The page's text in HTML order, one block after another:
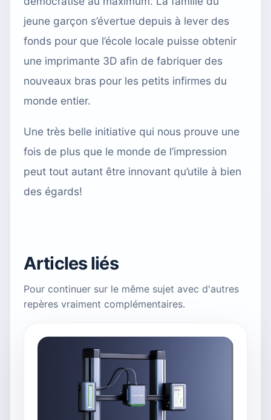
jeune garçon s’évertue depuis à lever des
fonds pour que l’école locale puisse obtenir
une imprimante 3D afin de fabriquer des
nouveaux bras pour les petits infirmes du
monde entier.
Une très belle initiative qui nous prouve une
fois de plus que le monde de l’impression
peut tout autant être innovant qu’utile à bien
des égards!
Articles liés
Pour continuer sur le même sujet avec d'autres
repères vraiment complémentaires.